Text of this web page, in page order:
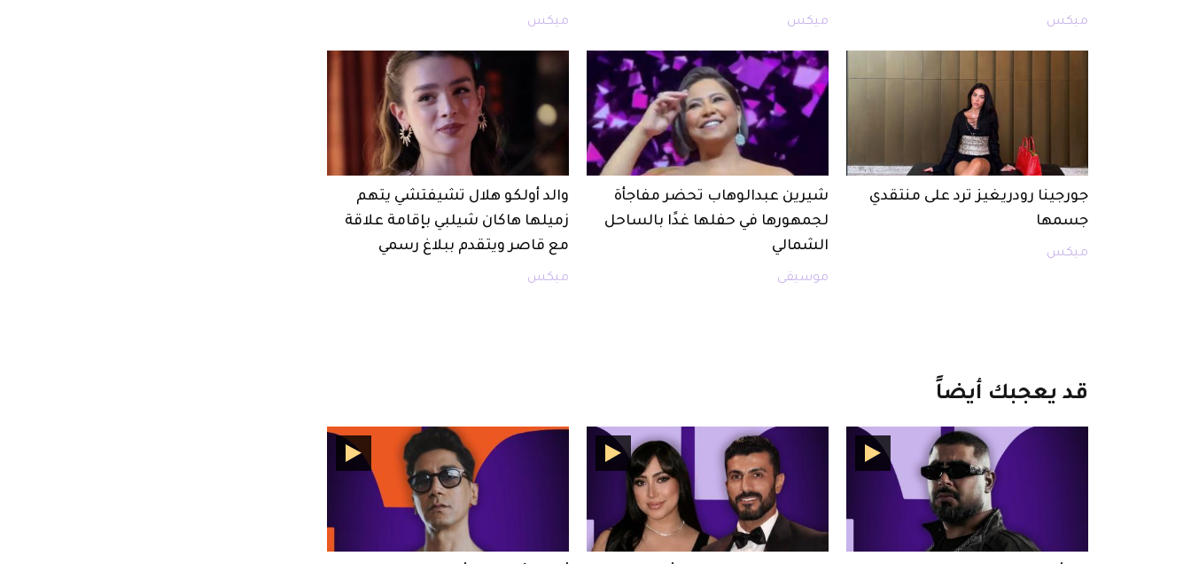
ميكس ميكس ميكس
جورجينا رودريغيز ترد على منتقدي
جسمها
ميكس
شيرين عبدالوهاب تحضر مفاجأة
لجمهورها في حفلها غدًا بالساحل
الشمالي
موسيقى
والد أولكو هلال تشيفتشي يتهم
زميلها هاكان شيلبي بإقامة علاقة
مع قاصر ويتقدم ببلاغ رسمي
ميكس
قد يعجبك أيضاً